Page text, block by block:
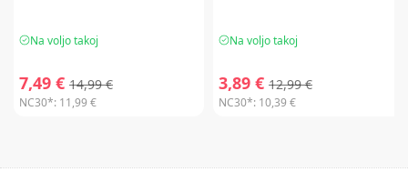
Na voljo takoj
7,49 € 14,99 €
NC30*: 11,99 €
Na voljo takoj
3,89 € 12,99 €
NC30*: 10,39 €